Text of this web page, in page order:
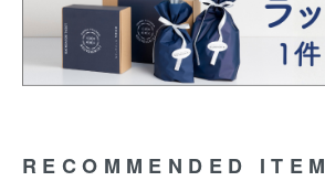
RECOMMENDED ITEM